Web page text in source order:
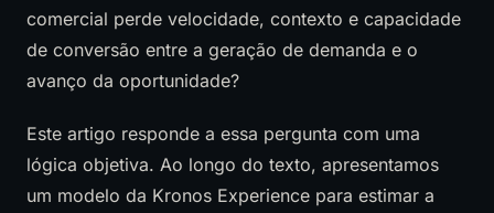
comercial perde velocidade, contexto e capacidade
de conversão entre a geração de demanda e o
avanço da oportunidade?
Este artigo responde a essa pergunta com uma
lógica objetiva. Ao longo do texto, apresentamos
um modelo da Kronos Experience para estimar a